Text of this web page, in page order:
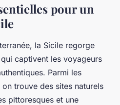
pour un
la Sicile regorge
captivent les voyageurs
Parmi les
trouve des sites naturels
pittoresques et une